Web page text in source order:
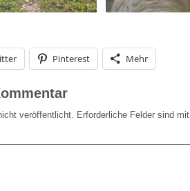
Pinterest Mehr
veröffentlicht. Erforderliche Felder sind mit